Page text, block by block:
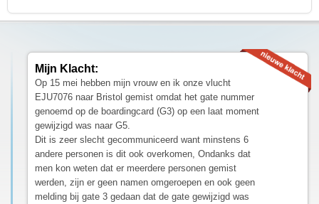
Mijn Klacht:
Op 15 mei hebben mijn vrouw en ik onze vlucht
EJU7076 naar Bristol gemist omdat het gate nummer
genoemd op de boardingcard (G3) op een laat moment
gewijzigd was naar G5.
Dit is zeer slecht gecommuniceerd want minstens 6
andere personen is dit ook overkomen, Ondanks dat
men kon weten dat er meerdere personen gemist
werden, zijn er geen namen omgeroepen en ook geen
melding bij gate 3 gedaan dat de gate gewijzigd was